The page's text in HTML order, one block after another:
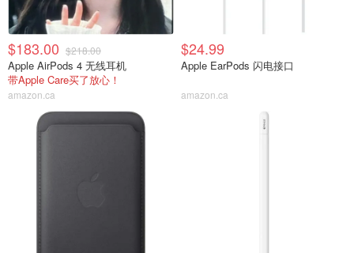
$183.00 $218.00
Apple AirPods 4 无线耳机
带Apple Care买了放心！
amazon.ca
$24.99
Apple EarPods 闪电接口
amazon.ca